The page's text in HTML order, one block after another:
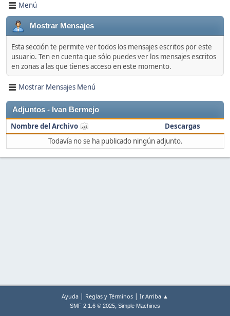
Menú
Mostrar Mensajes
Esta sección te permite ver todos los mensajes escritos por este
usuario. Ten en cuenta que sólo puedes ver los mensajes escritos
en zonas a las que tienes acceso en este momento.
Mostrar Mensajes Menú
Adjuntos - Ivan Bermejo
Nombre del Archivo
Descargas
Todavía no se ha publicado ningún adjunto.
Ayuda | Reglas y Términos | Ir Arriba ▲
SMF 2.1.6 © 2025, Simple Machines